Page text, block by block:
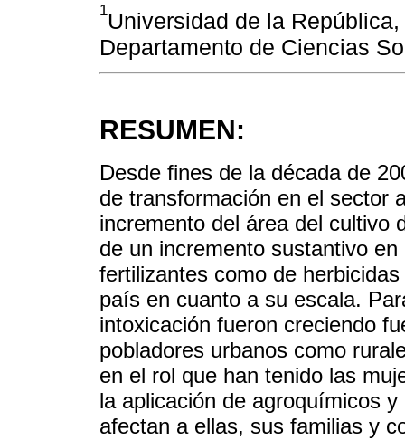
1Universidad de la
Departamento de Ciencias
RESUMEN:
Desde fines de la década de
de transformación en el sector
incremento del área del cultivo
de un incremento sustantivo
fertilizantes como de
país en cuanto a su escala.
intoxicación fueron creciendo
pobladores urbanos como
en el rol que han tenido las
la aplicación de agroquímicos
afectan a ellas, sus familias y